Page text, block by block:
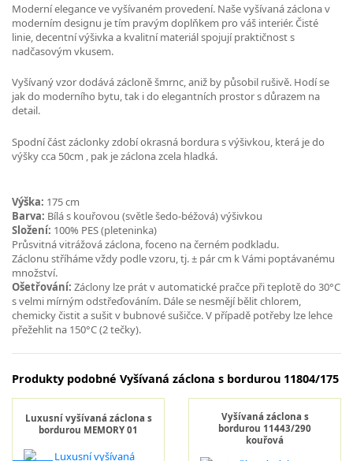
Moderní elegance ve vyšívaném provedení. Naše vyšívaná záclona v
moderním designu je tím pravým doplňkem pro váš interiér. Čisté
linie, decentní výšivka a kvalitní materiál spojují praktičnost s
nadčasovým vkusem.
Vyšívaný vzor dodává zácloně šmrnc, aniž by působil rušivě. Hodí se
jak do moderního bytu, tak i do elegantních prostor s důrazem na
detail.
Spodní část záclonky zdobí okrasná bordura s výšivkou, která je do
výšky cca 50cm , pak je záclona zcela hladká.
Výška: 175 cm
Barva: Bílá s kouřovou (světle šedo-béžová) výšivkou
Složení: 100% PES (pleteninka)
Průsvitná vitrážová záclona, foceno na černém podkladu.
Záclonu stříháme vždy podle vzoru, tj. ± pár cm k Vámi poptávanému
množství.
Ošetřování: Záclony lze prát v automatické pračce při teplotě do 30°C
s velmi mírným odstřeďováním. Dále se nesmějí bělit chlorem,
chemicky čistit a sušit v bubnové sušičce. V případě potřeby lze lehce
přežehlit na 150°C (2 tečky).
Produkty podobné Vyšívaná záclona s bordurou 11804/175
Luxusní vyšívaná záclona s
bordurou MEMORY 01
Vyšívaná záclona s
bordurou 11443/290
kouřová